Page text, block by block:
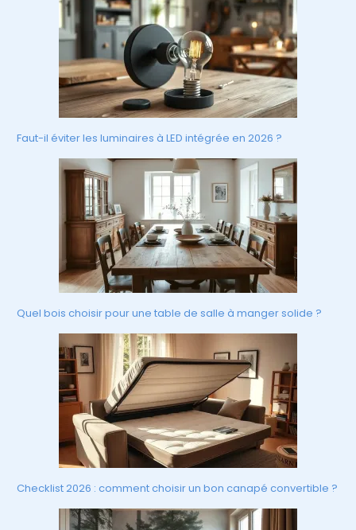
Faut-il éviter les luminaires à LED intégrée en 2026 ?
Quel bois choisir pour une table de salle à manger solide ?
Checklist 2026 : comment choisir un bon canapé convertible ?